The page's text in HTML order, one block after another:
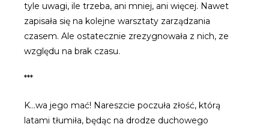
tyle uwagi, ile trzeba, ani mniej, ani więcej. Nawet
zapisała się na kolejne warsztaty zarządzania
czasem. Ale ostatecznie zrezygnowała z nich, ze
względu na brak czasu.
***
K…wa jego mać! Nareszcie poczuła złość, którą
latami tłumiła, będąc na drodze duchowego